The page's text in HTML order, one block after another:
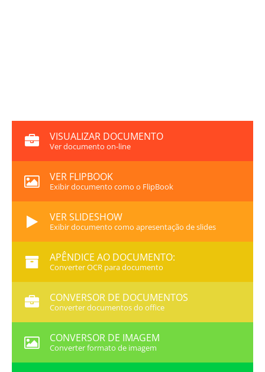
VISUALIZAR DOCUMENTO
Ver documento on-line
VER FLIPBOOK
Exibir documento como o FlipBook
VER SLIDESHOW
Exibir documento como apresentação de slides
APÊNDICE AO DOCUMENTO:
Converter OCR para documento
CONVERSOR DE DOCUMENTOS
Converter documentos do office
CONVERSOR DE IMAGEM
Converter formato de imagem